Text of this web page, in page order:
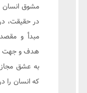
مشوق
در حقیقت،
مبدأ و
هدف و جهت
به عشق
که انسان را